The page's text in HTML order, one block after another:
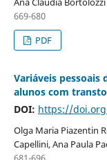
669-680
PDF
Variáveis pessoais
alunos com
DOI: https://
Olga Maria Piazentin
Capellini, Ana Paula